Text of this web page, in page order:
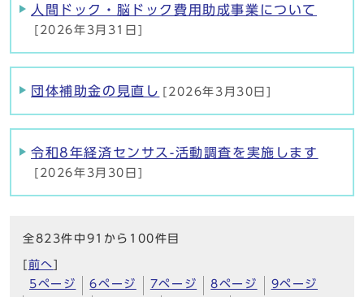
人間ドック・脳ドック費用助成事業について
[2026年3月31日]
団体補助金の見直し [2026年3月30日]
令和8年経済センサス-活動調査を実施します
[2026年3月30日]
全823件中91から100件目
前へ
5ページ
6ページ 7ページ 8ページ
9ページ